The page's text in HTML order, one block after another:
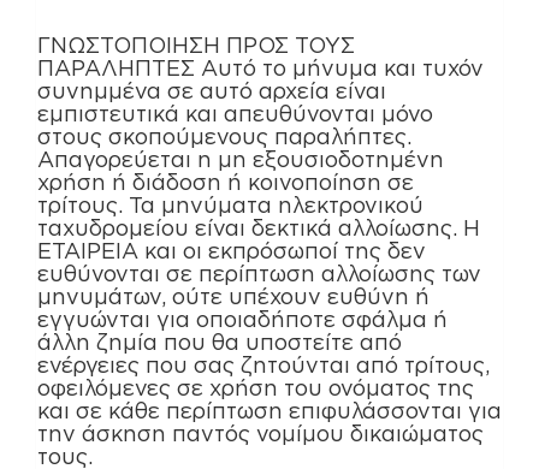
ΓΝΩΣΤΟΠΟΙΗΣΗ ΠΡΟΣ ΤΟΥΣ
ΠΑΡΑΛΗΠΤΕΣ Αυτό το μήνυμα και τυχόν
συνημμένα σε αυτό αρχεία είναι
εμπιστευτικά και απευθύνονται μόνο
στους σκοπούμενους παραλήπτες.
Απαγορεύεται η μη εξουσιοδοτημένη
χρήση ή διάδοση ή κοινοποίηση σε
τρίτους. Τα μηνύματα ηλεκτρονικού
ταχυδρομείου είναι δεκτικά αλλοίωσης. Η
ΕΤΑΙΡΕΙΑ και οι εκπρόσωποί της δεν
ευθύνονται σε περίπτωση αλλοίωσης των
μηνυμάτων, ούτε υπέχουν ευθύνη ή
εγγυώνται για οποιαδήποτε σφάλμα ή
άλλη ζημία που θα υποστείτε από
ενέργειες που σας ζητούνται από τρίτους,
οφειλόμενες σε χρήση του ονόματος της
και σε κάθε περίπτωση επιφυλάσσονται για
την άσκηση παντός νομίμου δικαιώματος
τους.